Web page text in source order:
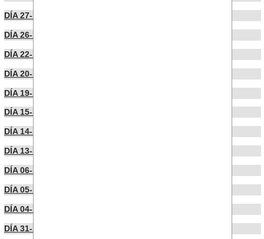
DÍA 27-11-2024
DÍA 26-11-2024
DÍA 22-11-2024
DÍA 20-11-2024
DÍA 19-11-2024
DÍA 15-11-2024
DÍA 14-11-2024
DÍA 13-11-2024
DÍA 06-11-2024
DÍA 05-11-2024
DÍA 04-11-2024
DÍA 31-10-2024